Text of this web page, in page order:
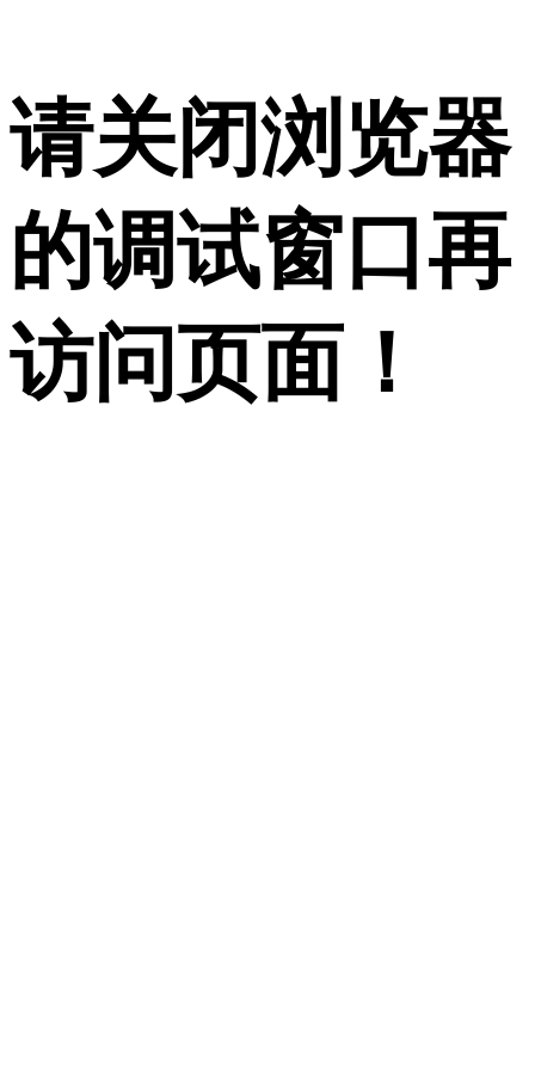
请关闭浏览器
的调试窗口再
访问页面！